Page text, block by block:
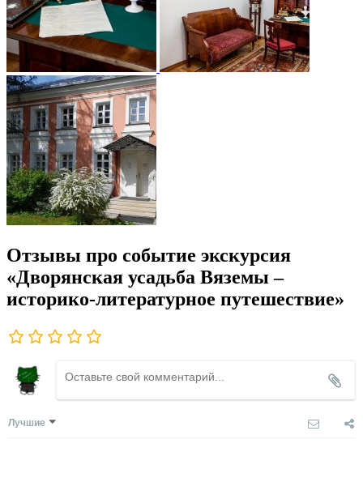
Отзывы про событие экскурсия
«Дворянская усадьба Вяземы –
историко-литературное путешествие»
Лучшие